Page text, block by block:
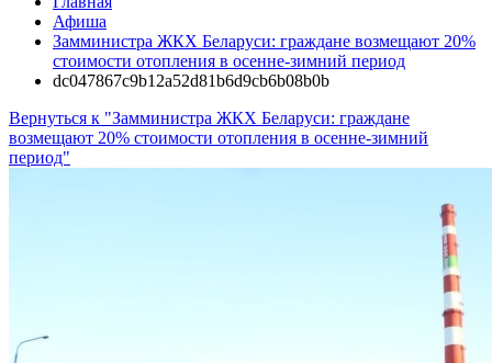
Афиша
Замминистра ЖКХ Беларуси: граждане возмещают 20%
стоимости отопления в осенне-зимний период
dc047867c9b12a52d81b6d9cb6b08b0b
Вернуться к "Замминистра ЖКХ Беларуси: граждане
возмещают 20% стоимости отопления в осенне-зимний
период"